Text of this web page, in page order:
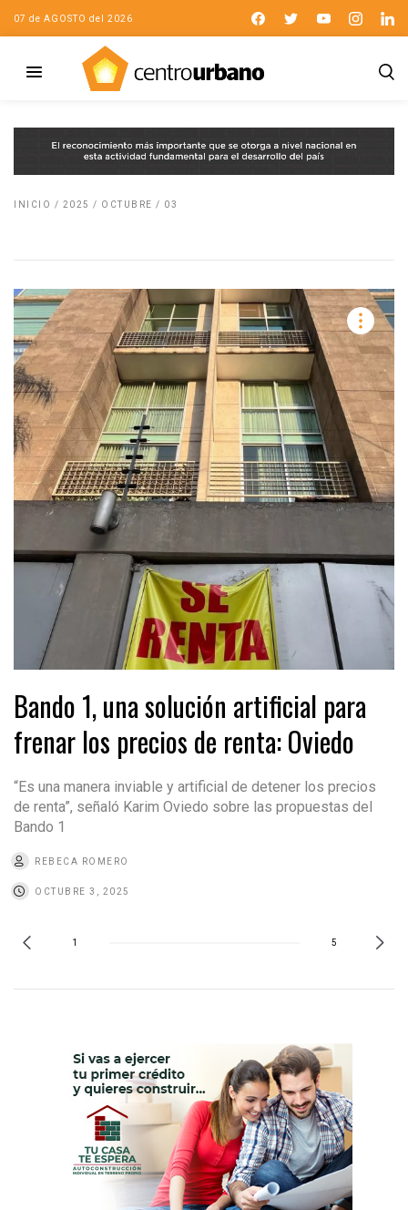
07 de AGOSTO del 2026
INICIO / 2025 / OCTUBRE / 03
Bando 1, una solución artificial para
frenar los precios de renta: Oviedo
“Es una manera inviable y artificial de detener los precios
de renta”, señaló Karim Oviedo sobre las propuestas del
Bando 1
REBECA ROMERO
OCTUBRE 3, 2025
1 5